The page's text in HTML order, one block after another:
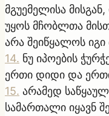
მგუემელისა
უყოს მჩობლთა
არა შეიწყალოს იგი
14. ნუ იპოების
ერთი დიდი და
15. არამედ
სამართალი იყავნ